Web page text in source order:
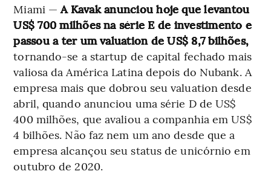
Miami —A Kavak anunciou hoje que levantou
US$ 700 milhões na série E de investimento e
passou a ter um valuation de US$ 8,7 bilhões,
tornando-se a startup de capital fechado mais
valiosa da América Latina depois do Nubank. A
empresa mais que dobrou seu valuation desde
abril, quando anunciou uma série D de US$
400 milhões, que avaliou a companhia em US$
4 bilhões. Não faz nem um ano desde que a
empresa alcançou seu status de unicórnio em
outubro de 2020.